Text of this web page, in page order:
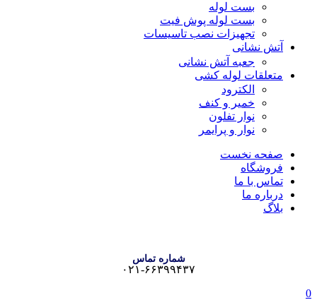
بست لوله
بست لوله پوش فیت
تجهیزات نصب تاسیسات
آتش نشانی
جعبه آتش نشانی
متعلقات لوله کشی
الکترود
خمیر و کنف
نوار تفلون
نوار و پرایمر
صفحه نخست
فروشگاه
تماس با ما
درباره ما
بلاگ
شماره تماس
۰۲۱-۶۶۳۹۹۴۳۷
0